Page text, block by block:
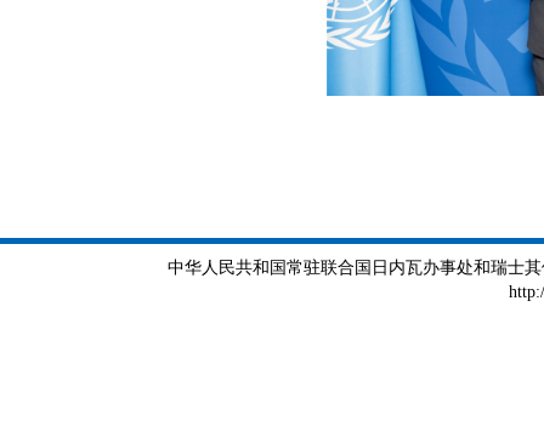
中华人民共和国常驻联合国日内瓦办事处和瑞士